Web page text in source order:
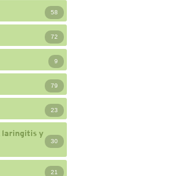
58
72
9
79
23
laringitis y
30
21